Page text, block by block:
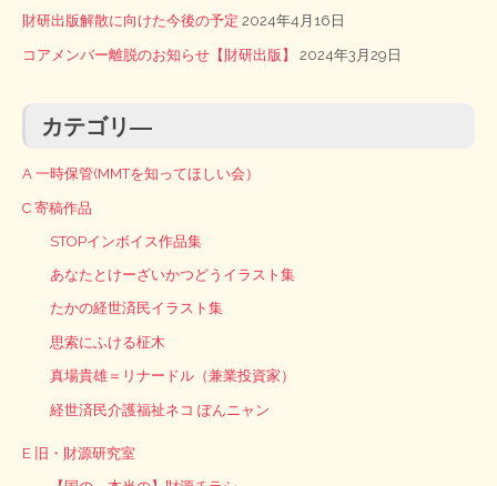
財研出版解散に向けた今後の予定 2024年4月16日
コアメンバー離脱のお知らせ【財研出版】 2024年3月29日
カテゴリ―
A 一時保管(MMTを知ってほしい会）
C 寄稿作品
STOPインボイス作品集
あなたとけーざいかつどうイラスト集
たかの経世済民イラスト集
思索にふける柾木
真場貴雄＝リナードル（兼業投資家）
経世済民介護福祉ネコ ぽんニャン
E 旧・財源研究室